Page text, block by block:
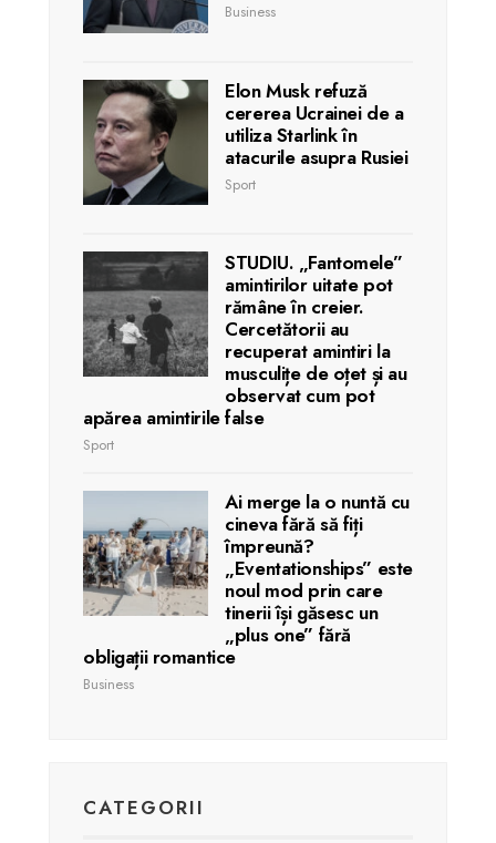
Business
Elon Musk refuză
cererea Ucrainei de a
utiliza Starlink în
atacurile asupra Rusiei
Sport
STUDIU. „Fantomele”
amintirilor uitate pot
rămâne în creier.
Cercetătorii au
recuperat amintiri la
musculițe de oțet și au
observat cum pot
apărea amintirile false
Sport
Ai merge la o nuntă cu
cineva fără să fiți
împreună?
„Eventationships” este
noul mod prin care
tinerii își găsesc un
„plus one” fără
obligații romantice
Business
CATEGORII